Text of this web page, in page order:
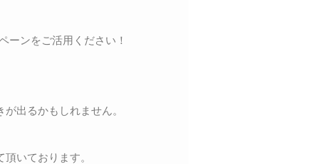
ーンをご活用ください！
出るかもしれません。
頂いております。